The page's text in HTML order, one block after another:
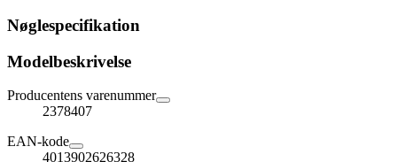
Nøglespecifikation
Modelbeskrivelse
Producentens varenummer
2378407
EAN-kode
4013902626328